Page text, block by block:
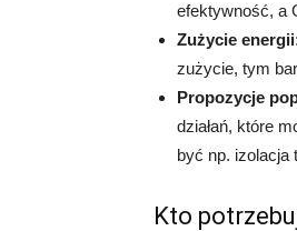
efektywność, a
Zużycie
zużycie, tym
Propozycje
działań, które
być np. izolacja
Kto